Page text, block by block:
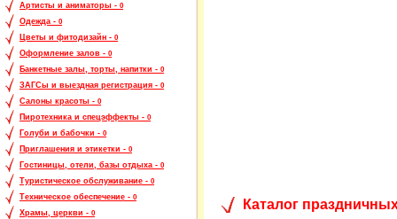
Артисты и аниматоры - 0
Одежда - 0
Цветы и фитодизайн - 0
Оформление залов - 0
Банкетные залы, торты, напитки - 0
ЗАГСы и выездная регистрация - 0
Салоны красоты - 0
Пиротехника и спецэффекты - 0
Голуби и бабочки - 0
Приглашения и этикетки - 0
Гостиницы, отели, базы отдыха - 0
Туристическое обслуживание - 0
Техническое обеспечение - 0
Храмы, церкви - 0
Каталог